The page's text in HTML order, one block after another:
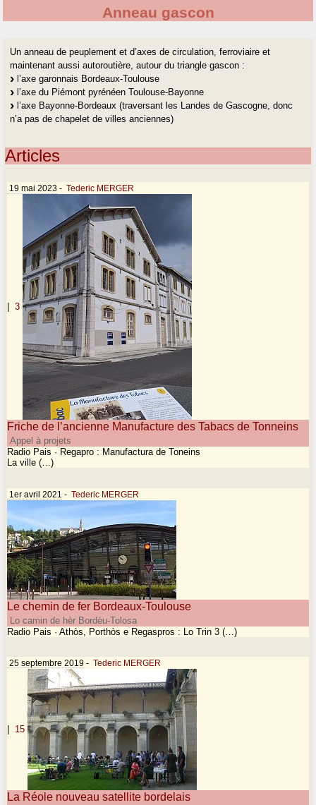
Anneau gascon
Un anneau de peuplement et d’axes de circulation, ferroviaire et
maintenant aussi autoroutière, autour du triangle gascon :
l’axe garonnais Bordeaux-Toulouse
l’axe du Piémont pyrénéen Toulouse-Bayonne
l’axe Bayonne-Bordeaux (traversant les Landes de Gascogne, donc
n’a pas de chapelet de villes anciennes)
Articles
19 mai 2023 - Tederic MERGER
3
Friche de l’ancienne Manufacture des Tabacs de Tonneins
Appel à projets
Radio Pais · Regapro : Manufactura de Toneins
La ville (…)
1er avril 2021 - Tederic MERGER
Le chemin de fer Bordeaux-Toulouse
Lo camin de hèr Bordèu-Tolosa
Radio Pais · Athòs, Porthòs e Regaspros : Lo Trin 3 (…)
25 septembre 2019 - Tederic MERGER
| 15
La Réole nouveau satellite bordelais